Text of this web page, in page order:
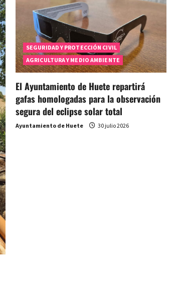
SEGURIDAD Y PROTECCIÓN CIVIL
AGRICULTURA Y MEDIO AMBIENTE
El Ayuntamiento de Huete repartirá
gafas homologadas para la observación
segura del eclipse solar total
Ayuntamiento de Huete 30 julio 2026